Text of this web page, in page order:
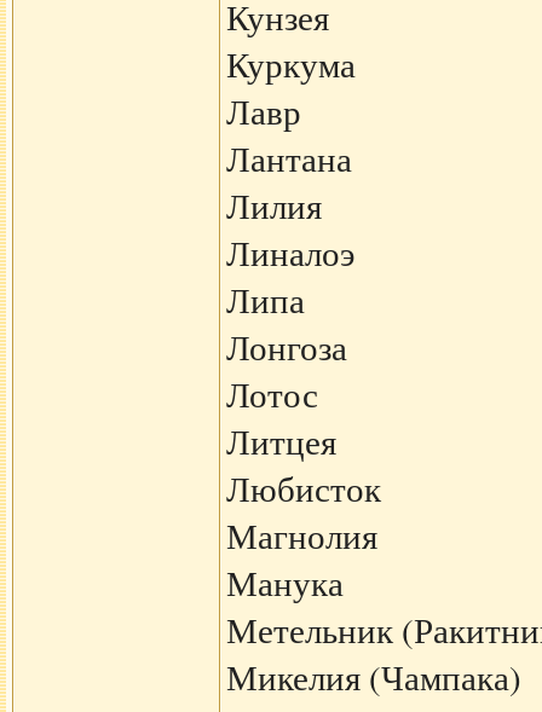
Кунзея
Куркума
Лавр
Лантана
Лилия
Линалоэ
Липа
Лонгоза
Лотос
Литцея
Любисток
Магнолия
Манука
Метельник
Микелия (Чампака)